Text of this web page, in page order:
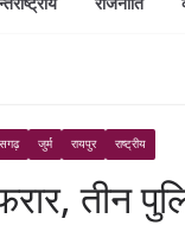
जुर्म रायपुर राष्ट्रीय
तीन